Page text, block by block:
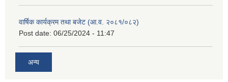
वार्षिक कार्यक्रम तथा बजेट (आ.व. २०८१/०८२)
Post date: 06/25/2024 - 11:47
अन्य